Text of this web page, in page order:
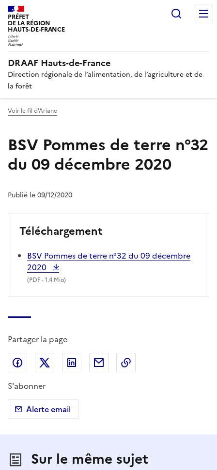
PRÉFET
DE LA RÉGION
HAUTS-DE-FRANCE
DRAAF Hauts-de-France
Direction régionale de l’alimentation, de l’agriculture et de
la forêt
Voir le fil d'Ariane
BSV Pommes de terre n°32
du 09 décembre 2020
Publié le 09/12/2020
Téléchargement
BSV Pommes de terre n°32 du 09 décembre
2020
(PDF- 1.4 Mio)
Partager la page
Partager sur Facebook
Partager sur X (anciennement Twitter)
Partager sur LinkedIn
Partager par email
S'abonner
Alerte email
Sur le même sujet